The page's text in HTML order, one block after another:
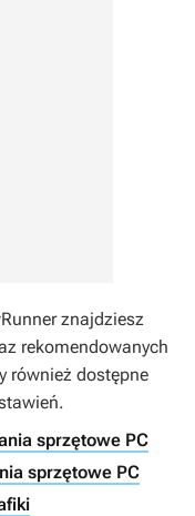
znajdziesz
rekomendowanych
również dostępne
sprzętowe PC
sprzętowe PC